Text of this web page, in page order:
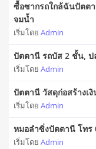
ซื้อซากรถใกล้ฉันปัตตา
จมน้ำ
เริ่มโดย Admin
ปัตตานี รถบัส 2 ชั้น, ป
เริ่มโดย Admin
ปัตตานี วัสดุก่อสร้างเ
เริ่มโดย Admin
หมอลำซิ่งปัตตานี โทร
เริ่มโดย Admin